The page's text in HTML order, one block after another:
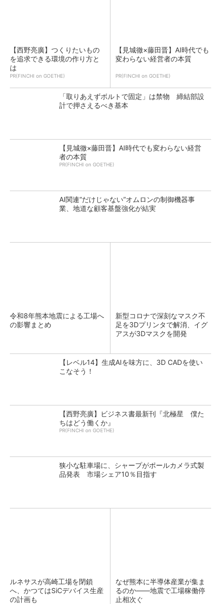
【西野亮廣】つくりたいもの
を追求できる環境の作り方と
は
PR(FINCHI on GOETHE)
【見城徹×藤田晋】AI時代でも
変わらない経営者の本質
PR(FINCHI on GOETHE)
「取りあえずボルトで固定」は禁物 締結部設
計で押さえるべき基本
【見城徹×藤田晋】AI時代でも変わらない経営
者の本質
PR(FINCHI on GOETHE)
AI関連“だけじゃない”オムロンの制御機器事
業、地道な顧客基盤強化が結実
令和8年熊本地震による工場へ
の影響まとめ
新型コロナで深刻なマスク不
足を3Dプリンタで解消、イグ
アスが3Dマスクを開発
【レベル14】生成AIを味方に、3D CADを使い
こなそう！
【西野亮廣】ビジネス書最新刊『北極星 僕た
ちはどう働くか』
PR(FINCHI on GOETHE)
狭小な駐車場に、シャープがポールカメラ式製
品発表 市場シェア10％目指す
ルネサスが高崎工場を閉鎖
へ、かつてはSiCデバイス生産
の計画も
なぜ熊本に半導体産業が集ま
るのか――地震で工場稼働停
止相次ぐ